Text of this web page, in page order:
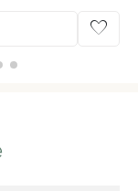
favorite